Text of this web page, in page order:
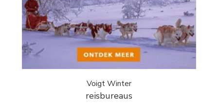
Voigt Winter
reisbureaus